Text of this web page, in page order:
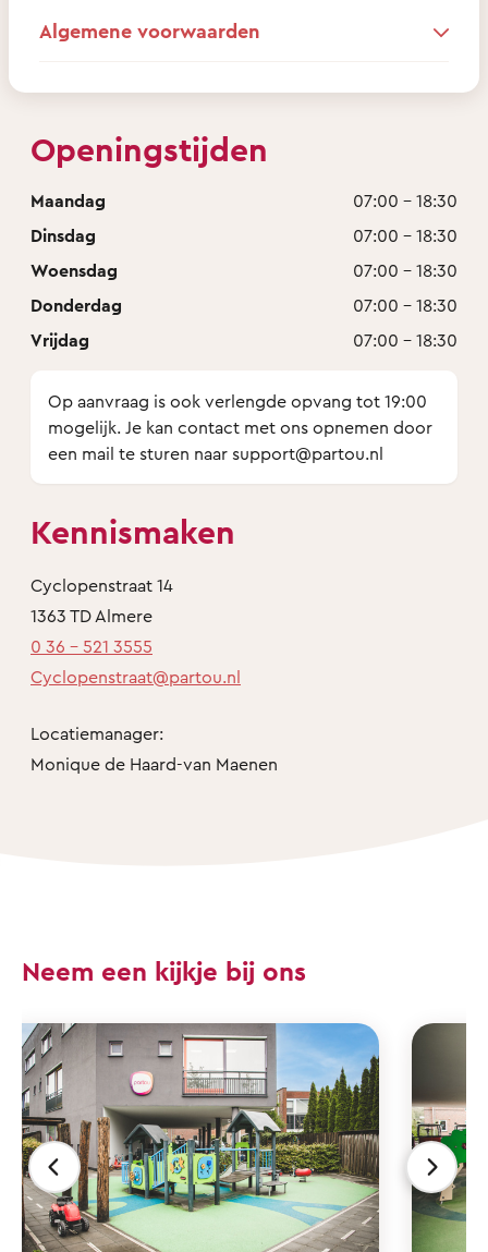
Algemene voorwaarden
Openingstijden
Maandag
07:00 - 18:30
Dinsdag
07:00 - 18:30
Woensdag
07:00 - 18:30
Donderdag
07:00 - 18:30
Vrijdag
07:00 - 18:30
Op aanvraag is ook verlengde opvang tot 19:00
mogelijk. Je kan contact met ons opnemen door
een mail te sturen naar support@partou.nl
Kennismaken
Cyclopenstraat 14
1363 TD Almere
0 36 - 521 3555
Cyclopenstraat@partou.nl
Locatiemanager:
Monique de Haard-van Maenen
Neem een kijkje bij ons